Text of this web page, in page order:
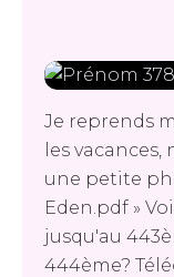
Je reprends
les
une petite
Eden.pdf »
jusqu'au
444ème?